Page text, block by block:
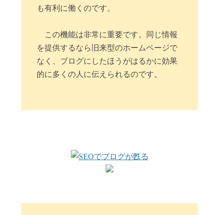
も有利に働くのです。
この機能は非常に重要です。同じ情報
を提供するなら旧来型のホームページで
なく、ブログにしたほうがはるかに効果
的に多くの人に伝えられるのです。